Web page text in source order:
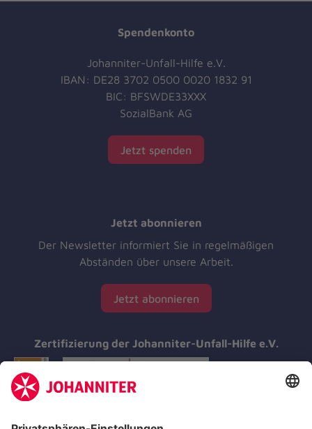
Spendenkonto
Johanniter-Unfall-Hilfe e.V.
IBAN: DE28 3702 0500 0020 1832 91
BIC: BFSWDE33XXX
SozialBank AG
Jetzt spenden
Jetzt abonnieren
Der Newsletter informiert Sie in regelmäßigen
Abständen über unsere Arbeit.
Jetzt abonnieren
Zertifizierung der Johanniter-Unfall-Hilfe e.V.